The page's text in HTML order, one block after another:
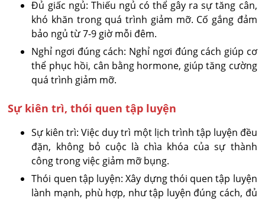
Đủ giấc ngủ: Thiếu ngủ có thể gây ra sự tăng cân,
khó khăn trong quá trình giảm mỡ. Cố gắng đảm
bảo ngủ từ 7-9 giờ mỗi đêm.
Nghỉ ngơi đúng cách: Nghỉ ngơi đúng cách giúp cơ
thể phục hồi, cân bằng hormone, giúp tăng cường
quá trình giảm mỡ.
Sự kiên trì, thói quen tập luyện
Sự kiên trì: Việc duy trì một lịch trình tập luyện đều
đặn, không bỏ cuộc là chìa khóa của sự thành
công trong việc giảm mỡ bụng.
Thói quen tập luyện: Xây dựng thói quen tập luyện
lành mạnh, phù hợp, như tập luyện đúng cách, đủ